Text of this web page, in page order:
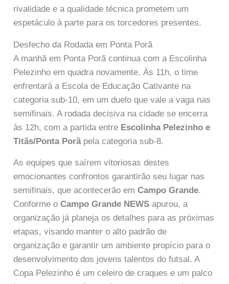
rivalidade e a qualidade técnica prometem um
espetáculo à parte para os torcedores presentes.
Desfecho da Rodada em Ponta Porã
A manhã em Ponta Porã continua com a Escolinha
Pelezinho em quadra novamente. Às 11h, o time
enfrentará a Escola de Educação Cativante na
categoria sub-10, em um duelo que vale a vaga nas
semifinais. A rodada decisiva na cidade se encerra
às 12h, com a partida entre Escolinha Pelezinho e
Titãs/Ponta Porãpela categoria sub-8.
As equipes que saírem vitoriosas destes
emocionantes confrontos garantirão seu lugar nas
semifinais, que acontecerão emCampo Grande.
Conforme oCampo Grande NEWS apurou, a
organização já planeja os detalhes para as próximas
etapas, visando manter o alto padrão de
organização e garantir um ambiente propício para o
desenvolvimento dos jovens talentos do futsal. A
Copa Pelezinho é um celeiro de craques e um palco